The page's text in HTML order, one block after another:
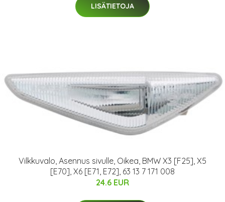
LISÄTIETOJA
Vilkkuvalo, Asennus sivulle, Oikea, BMW X3 [F25], X5
[E70], X6 [E71, E72], 63 13 7 171 008
24.6 EUR